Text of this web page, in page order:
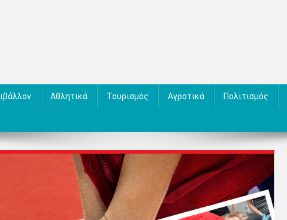
Αθλητικά Τουρισμός Αγροτικά Πολιτισμός